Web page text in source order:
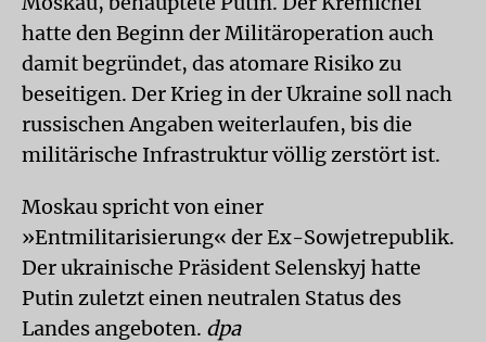
hatte den Beginn der Militäroperation auch
damit begründet, das atomare Risiko zu
beseitigen. Der Krieg in der Ukraine soll nach
russischen Angaben weiterlaufen, bis die
militärische Infrastruktur völlig zerstört ist.
Moskau spricht von einer
»Entmilitarisierung« der Ex-Sowjetrepublik.
Der ukrainische Präsident Selenskyj hatte
Putin zuletzt einen neutralen Status des
Landes angeboten. dpa